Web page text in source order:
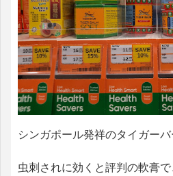
シンガポール発祥のタイガーバ
虫刺されに効くと評判の軟膏